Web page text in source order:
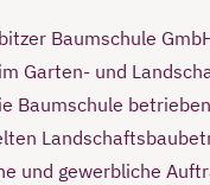
Baumschule
Garten- und
Baumschule
und gewerbliche